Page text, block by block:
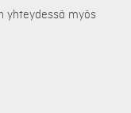
yhteydessä myös